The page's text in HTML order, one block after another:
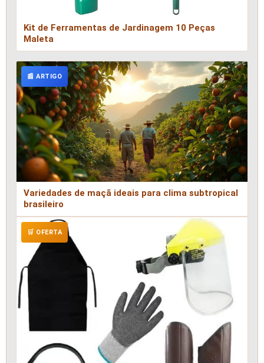
Kit de Ferramentas de Jardinagem 10 Peças
Maleta
📰 ARTIGO
Variedades de maçã ideais para clima subtropical
brasileiro
🛒 OFERTA